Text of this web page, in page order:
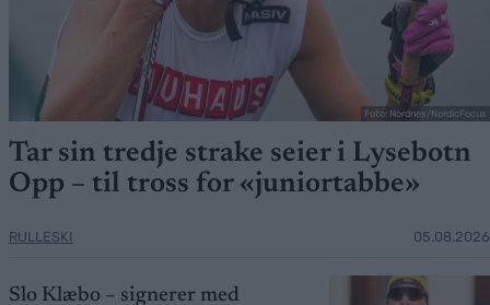
Foto: Nordnes/NordicFocus
Tar sin tredje strake seier i Lysebotn
Opp – til tross for «juniortabbe»
RULLESKI 05.08.2026
Slo Klæbo – signerer med